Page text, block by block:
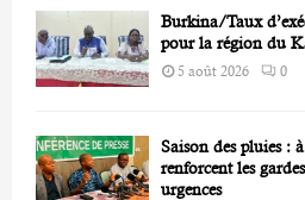
Burkina/Taux
pour la région du
5 août 2026 0
Saison des pluies :
renforcent les
urgences